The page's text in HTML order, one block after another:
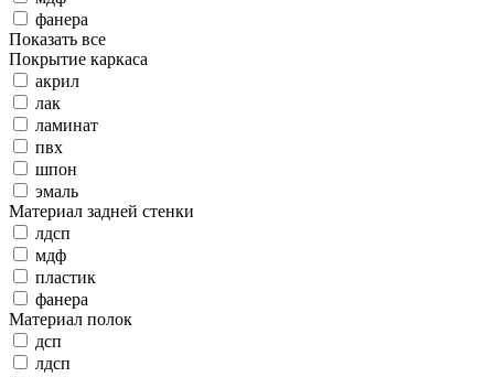
фанера
Показать все
Покрытие каркаса
акрил
лак
ламинат
пвх
шпон
эмаль
Материал задней стенки
лдсп
мдф
пластик
фанера
Материал полок
дсп
лдсп